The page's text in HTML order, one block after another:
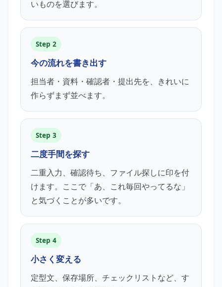
いものを選びます。
Step 2
今の流れを書き出す
担当者・資料・確認者・提出先を、きれいに
作らずまず並べます。
Step 3
二度手間を探す
二重入力、確認待ち、ファイル探しに印を付
けます。ここで「あ、これ毎回やってるな」
と気づくことが多いです。
Step 4
小さく変える
定型文、保存場所、チェックリストなど、す